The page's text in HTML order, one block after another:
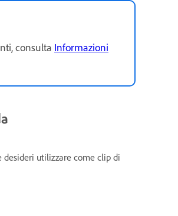
consulta Informazioni
utilizzare come clip di